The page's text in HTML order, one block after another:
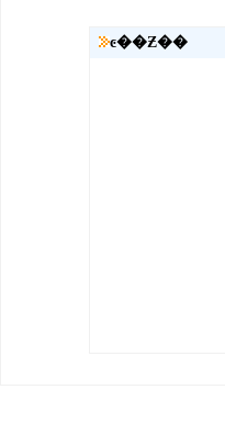
ͼ��Ƶ��